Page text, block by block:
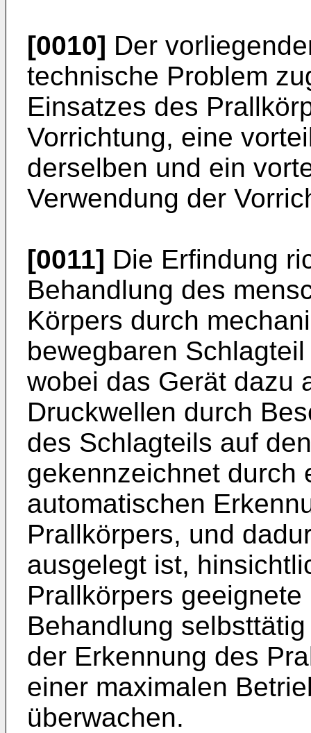
[0010] Der
technische Problem
Einsatzes des
Vorrichtung, eine
derselben und ein
Verwendung der
[0011] Die Erfindung
Behandlung des
Körpers durch
bewegbaren
wobei das Gerät dazu
Druckwellen durch
des Schlagteils auf
gekennzeichnet durch
automatischen
Prallkörpers, und
ausgelegt ist,
Prallkörpers
Behandlung
der Erkennung des
einer maximalen
überwachen.